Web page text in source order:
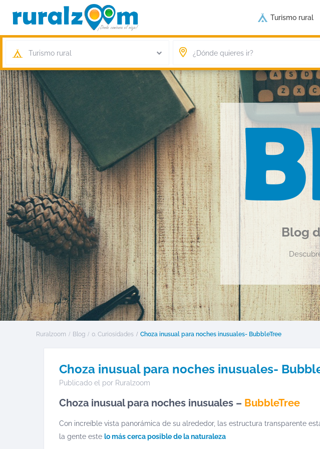
Turismo rural
Blog
Turismo rural
Ruralzoom Blog 0. Curiosidades Choza inusual para noches inusuales- BubbleTree
Choza inusual para noches inusuales-
Publicado el por Ruralzoom
Choza inusual para noches inusuales – BubbleTree
Con increíble vista panorámica de su alrededor, las estructura transparente
la gente este lo más cerca posible de la naturaleza